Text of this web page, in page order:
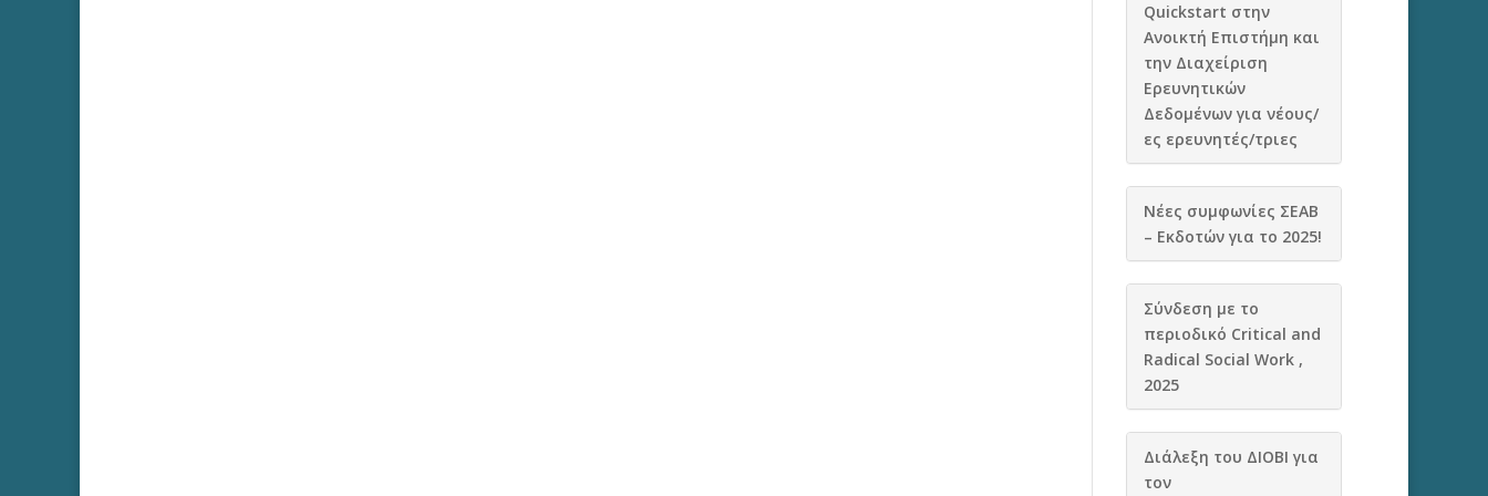
Quickstart στην
Ανοικτή Επιστήμη και
την Διαχείριση
Ερευνητικών
Δεδομένων για νέους/
ες ερευνητές/τριες
Νέες συμφωνίες ΣΕΑΒ
– Εκδοτών για το 2025!
Σύνδεση με το
περιοδικό Critical and
Radical Social Work ,
2025
Διάλεξη του ΔΙΟΒΙ για
τον